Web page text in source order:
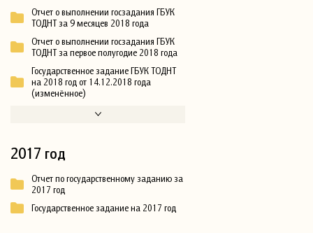
Отчет о выполнении госзадания ГБУК
ТОДНТ за 9 месяцев 2018 года
Отчет о выполнении госзадания ГБУК
ТОДНТ за первое полугодие 2018 года
Государственное задание ГБУК ТОДНТ
на 2018 год от 14.12.2018 года
(изменённое)
2017 год
Отчет по государственному заданию за
2017 год
Государственное задание на 2017 год